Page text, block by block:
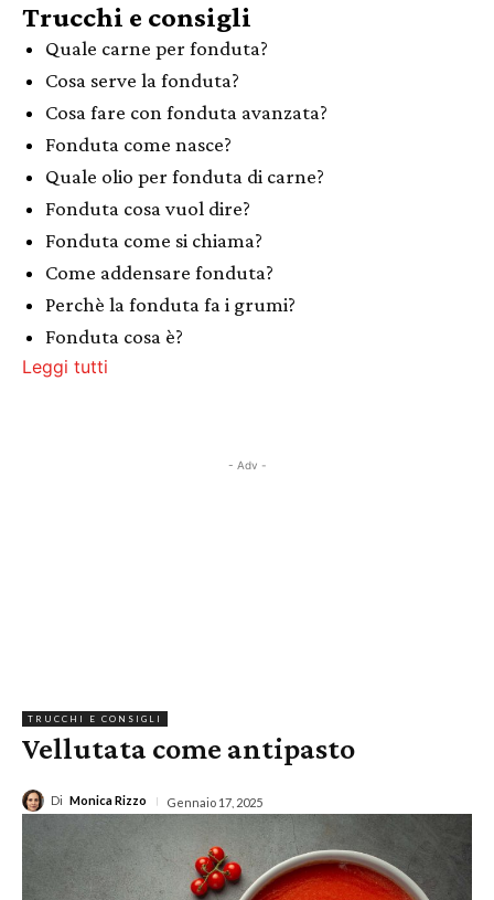
Trucchi e consigli
Quale carne per fonduta?
Cosa serve la fonduta?
Cosa fare con fonduta avanzata?
Fonduta come nasce?
Quale olio per fonduta di carne?
Fonduta cosa vuol dire?
Fonduta come si chiama?
Come addensare fonduta?
Perchè la fonduta fa i grumi?
Fonduta cosa è?
Leggi tutti
- Adv -